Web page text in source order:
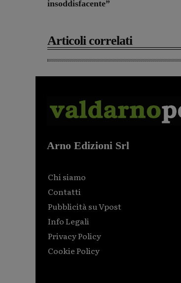
insoddisfacente”
Articoli correlati
Arno Edizioni Srl
Chi siamo
Contatti
Pubblicità su Vpost
Info Legali
Privacy Policy
Cookie Policy